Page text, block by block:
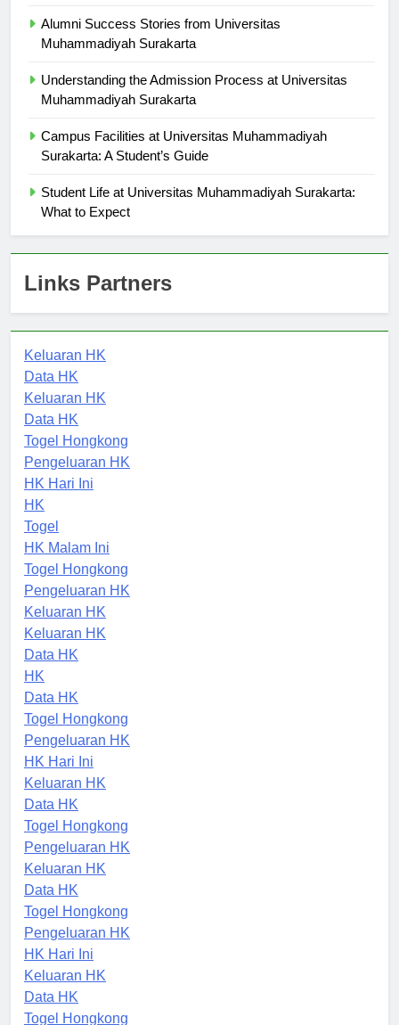
Alumni Success Stories from Universitas
Understanding the Admission Process at Universitas
Campus Facilities at Universitas Muhammadiyah
Student Life at Universitas Muhammadiyah Surakarta:
Links Partners
Keluaran HK
Data HK
Keluaran HK
Data HK
Togel Hongkong
Pengeluaran HK
HK Hari Ini
HK
Togel
HK Malam Ini
Togel Hongkong
Pengeluaran HK
Keluaran HK
Keluaran HK
Data HK
HK
Data HK
Togel Hongkong
Pengeluaran HK
HK Hari Ini
Keluaran HK
Data HK
Togel Hongkong
Pengeluaran HK
Keluaran HK
Data HK
Togel Hongkong
Pengeluaran HK
HK Hari Ini
Keluaran HK
Data HK